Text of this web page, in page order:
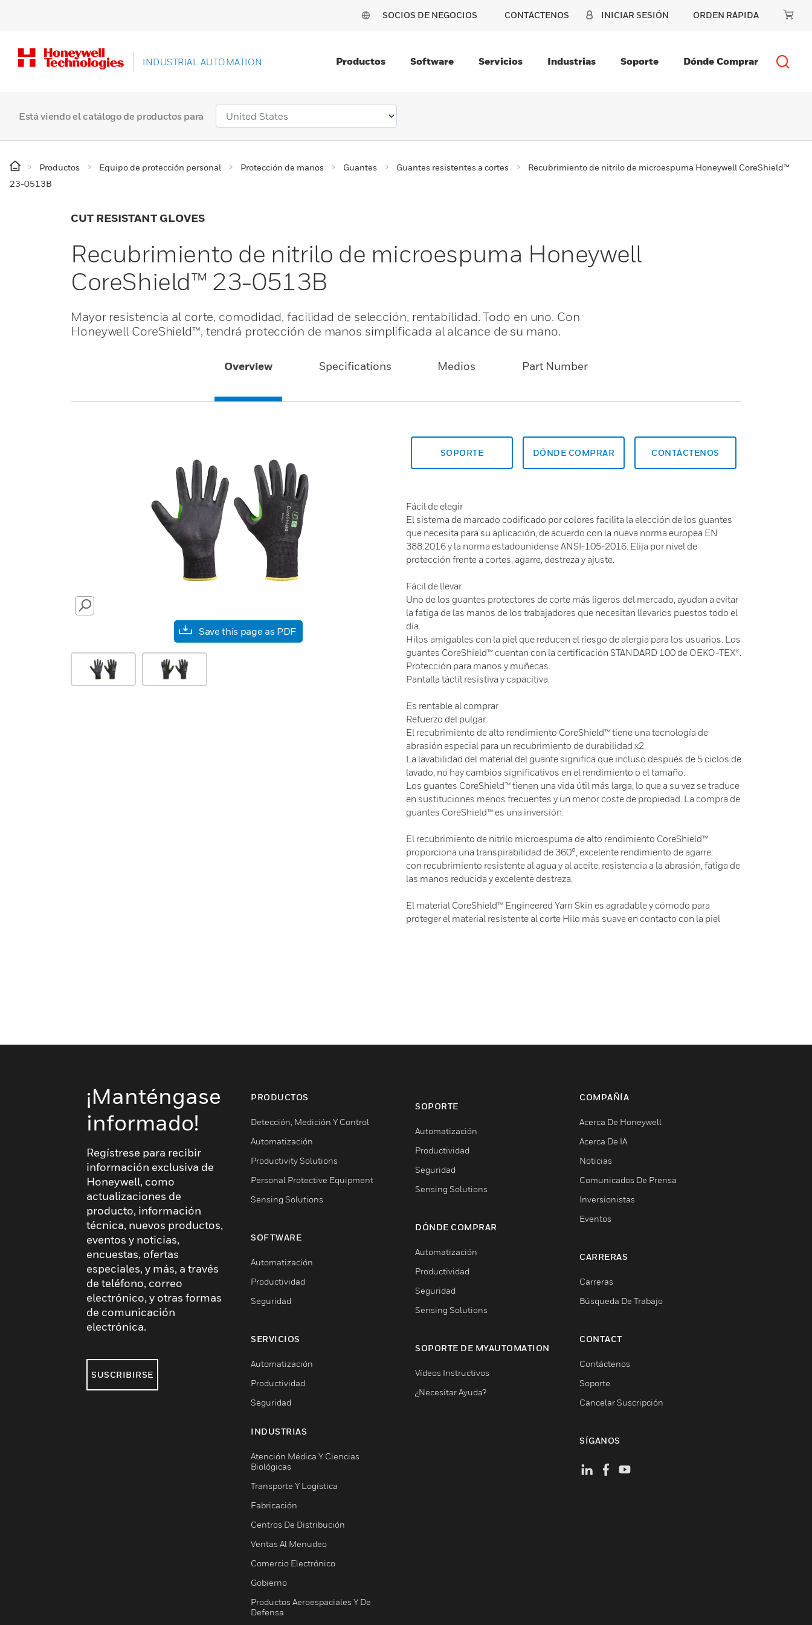
SOCIOS DE NEGOCIOS CONTÁCTENOS INICIAR SESIÓN ORDEN RÁPIDA
INDUSTRIAL AUTOMATION Productos Software Servicios Industrias Soporte Dónde Comprar
Está viendo el catálogo de productos para
Productos Equipo de protección personal Protección de manos Guantes Guantes resistentes a cortes
Recubrimiento de nitrilo de microespuma Honeywell CoreShield™
23-0513B
CUT RESISTANT GLOVES
Recubrimiento de nitrilo de microespuma Honeywell
CoreShield™ 23-0513B
Mayor resistencia al corte, comodidad, facilidad de selección, rentabilidad. Todo en uno. Con
Honeywell CoreShield™, tendrá protección de manos simplificada al alcance de su mano.
Overview Specifications Medios Part Number
SEARCH
Save this page as PDF
SOPORTE DÓNDE COMPRAR CONTÁCTENOS
Fácil de elegir
El sistema de marcado codificado por colores facilita la elección de los guantes
que necesita para su aplicación, de acuerdo con la nueva norma europea EN
388:2016 y la norma estadounidense ANSI-105-2016. Elija por nivel de
protección frente a cortes, agarre, destreza y ajuste.
Fácil de llevar
Uno de los guantes protectores de corte más ligeros del mercado, ayudan a evitar
la fatiga de las manos de los trabajadores que necesitan llevarlos puestos todo el
día.
Hilos amigables con la piel que reducen el riesgo de alergia para los usuarios. Los
guantes CoreShield™ cuentan con la certificación STANDARD 100 de OEKO-TEX®.
Protección para manos y muñecas.
Pantalla táctil resistiva y capacitiva.
Es rentable al comprar
Refuerzo del pulgar.
El recubrimiento de alto rendimiento CoreShield™ tiene una tecnología de
abrasión especial para un recubrimiento de durabilidad x2.
La lavabilidad del material del guante significa que incluso después de 5 ciclos de
lavado, no hay cambios significativos en el rendimiento o el tamaño.
Los guantes CoreShield™ tienen una vida útil más larga, lo que a su vez se traduce
en sustituciones menos frecuentes y un menor coste de propiedad. La compra de
guantes CoreShield™ es una inversión.
El recubrimiento de nitrilo microespuma de alto rendimiento CoreShield™
proporciona una transpirabilidad de 360°, excelente rendimiento de agarre:
con recubrimiento resistente al agua y al aceite, resistencia a la abrasión, fatiga de
las manos reducida y excelente destreza.
El material CoreShield™ Engineered Yarn Skin es agradable y cómodo para
proteger el material resistente al corte Hilo más suave en contacto con la piel
¡Manténgase
informado!
Regístrese para recibir
información exclusiva de
Honeywell, como
actualizaciones de
producto, información
técnica, nuevos productos,
eventos y noticias,
encuestas, ofertas
especiales, y más, a través
de teléfono, correo
electrónico, y otras formas
de comunicación
electrónica.
SUSCRIBIRSE
PRODUCTOS
Detección, Medición Y Control
Automatización
Productivity Solutions
Personal Protective Equipment
Sensing Solutions
SOFTWARE
Automatización
Productividad
Seguridad
SERVICIOS
Automatización
Productividad
Seguridad
INDUSTRIAS
Atención Médica Y Ciencias
Biológicas
Transporte Y Logística
Fabricación
Centros De Distribución
Ventas Al Menudeo
Comercio Electrónico
Gobierno
Productos Aeroespaciales Y De
Defensa
SOPORTE
Automatización
Productividad
Seguridad
Sensing Solutions
DÓNDE COMPRAR
Automatización
Productividad
Seguridad
Sensing Solutions
SOPORTE DE MYAUTOMATION
Vídeos Instructivos
¿Necesitar Ayuda?
COMPAÑÍA
Acerca De Honeywell
Acerca De IA
Noticias
Comunicados De Prensa
Inversionistas
Eventos
CARRERAS
Carreras
Búsqueda De Trabajo
CONTACT
Contáctenos
Soporte
Cancelar Suscripción
SÍGANOS